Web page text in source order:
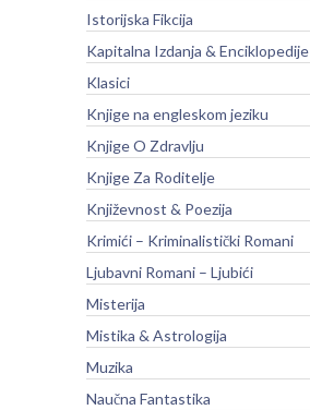
Istorijska Fikcija
Kapitalna Izdanja & Enciklopedije
Klasici
Knjige na engleskom jeziku
Knjige O Zdravlju
Knjige Za Roditelje
Književnost & Poezija
Krimići – Kriminalistički Romani
Ljubavni Romani – Ljubići
Misterija
Mistika & Astrologija
Muzika
Naučna Fantastika